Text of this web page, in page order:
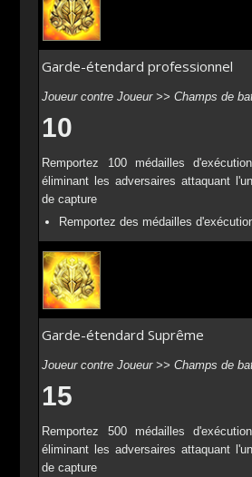
Garde-étendard professionnel
Joueur contre Joueur >> Champs de
10
Remportez 100 médailles
éliminant les adversaires attaquant
de capture
Remportez des médailles
Garde-étendard Suprême
Joueur contre Joueur >> Champs de
15
Remportez 500 médailles
éliminant les adversaires attaquant
de capture